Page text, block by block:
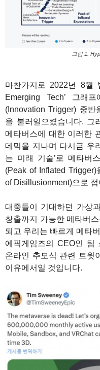
그림 1.
마찬가지로 2022년 8월
Emerging Tech’ 그래
(Innovation Trigger) 중반
을 불러일으켰습니다. 그
메타버스에 대한 이러한
데믹을 지나며 다시금 우
는 미래 기술’로 메타버
(Peak of Inflated
of Disillusionment)으로
대중들이 기대하던 가상
창출까지 가능한 메타버
되고 우리는 빠르게 메타
에픽게임즈의 CEO인 팀
온라인 추모식 관련 트윗
이유에서일 것입니다.